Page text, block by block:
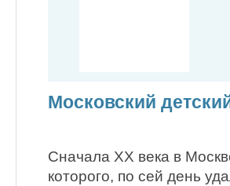
Московский
Сначала XX века в
которого, по сей день